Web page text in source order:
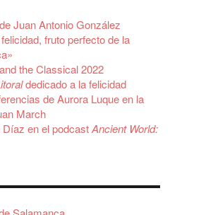
Juan Antonio González
fruto perfecto de la
the Classical 2022
dedicado a la felicidad
de Aurora Luque en la
March
Díaz en el podcastAncient World: